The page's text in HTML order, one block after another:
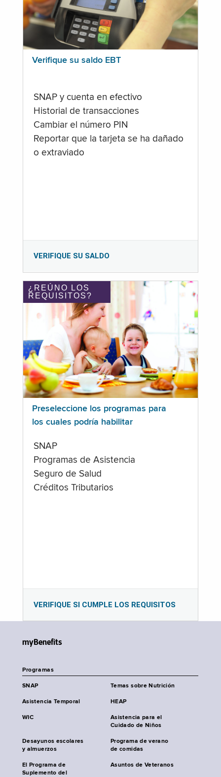
Verifique su saldo EBT
SNAP y cuenta en efectivo
Historial de transacciones
Cambiar el número PIN
Reportar que la tarjeta se ha dañado
o extraviado
VERIFIQUE SU SALDO
¿REÚNO LOS
REQUISITOS?
Preseleccione los programas para
los cuales podría habilitar
SNAP
Programas de Asistencia
Seguro de Salud
Créditos Tributarios
VERIFIQUE SI CUMPLE LOS REQUISITOS
myBenefits
Programas
SNAP Temas sobre Nutrición
Asistencia Temporal HEAP
WIC
Asistencia para el
Cuidado de Niños
Desayunos escolares
y almuerzos
Programa de verano
de comidas
El Programa de
Suplemento del
Asuntos de Veteranos